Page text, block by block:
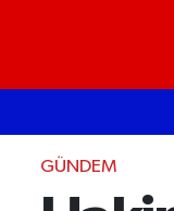
GÜNDEM
Ekonomi
Emtia